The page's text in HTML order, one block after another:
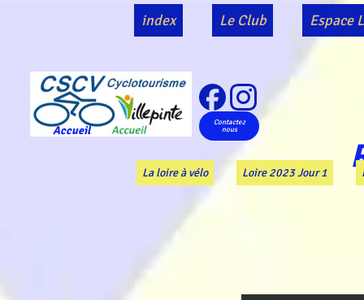
index Le Club Espace
La loire à vélo Loire 2023 Jour 1
Contactez
nous
Accueil